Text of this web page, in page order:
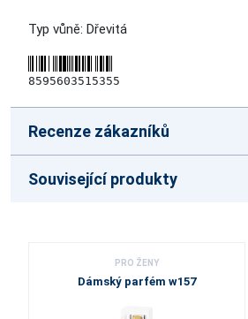
Typ vůně: Dřevitá
8595603515355
Recenze zákazníků
Související produkty
PRO ŽENY
Dámský parfém w157